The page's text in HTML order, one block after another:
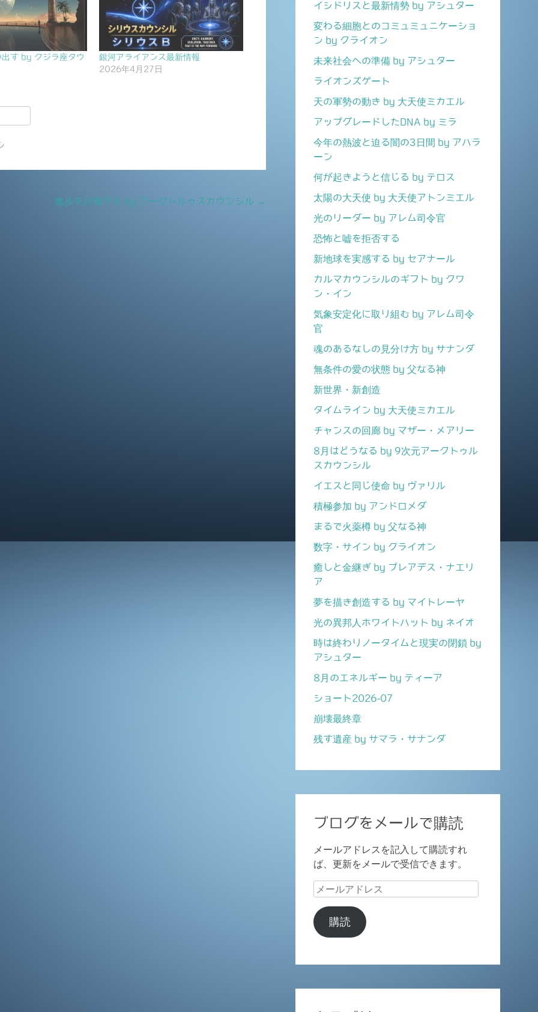
す by クジラ座タウ
銀河アライアンス最新情報
2026年4月27日
進歩を評価する by アークトルゥスカウンシル →
イシドリスと最新情勢 by アシュター
変わる細胞とのコミュミュニケーショ
ン by クライオン
未来社会への準備 by アシュター
ライオンズゲート
天の軍勢の動き by 大天使ミカエル
アップグレードしたDNA by ミラ
今年の熱波と迫る闇の3日間 by アハラ
ーン
何が起きようと信じる by テロス
太陽の大天使 by 大天使アトンミエル
光のリーダー by アレム司令官
恐怖と嘘を拒否する
新地球を実感する by セアナール
カルマカウンシルのギフト by クワ
ン・イン
気象安定化に取り組む by アレム司令
官
魂のあるなしの見分け方 by サナンダ
無条件の愛の状態 by 父なる神
新世界・新創造
タイムライン by 大天使ミカエル
チャンスの回廊 by マザー・メアリー
8月はどうなる by 9次元アークトゥル
スカウンシル
イエスと同じ使命 by ヴァリル
積極参加 by アンドロメダ
まるで火薬樽 by 父なる神
数字・サイン by クライオン
癒しと金継ぎ by プレアデス・ナエリ
ア
夢を描き創造する by マイトレーヤ
光の異邦人ホワイトハット by ネイオ
時は終わりノータイムと現実の閉鎖 by
アシュター
8月のエネルギー by ティーア
ショート2026-07
崩壊最終章
残す遺産 by サマラ・サナンダ
ブログをメールで購読
メールアドレスを記入して購読すれ
ば、更新をメールで受信できます。
メ
ル
ア
購読